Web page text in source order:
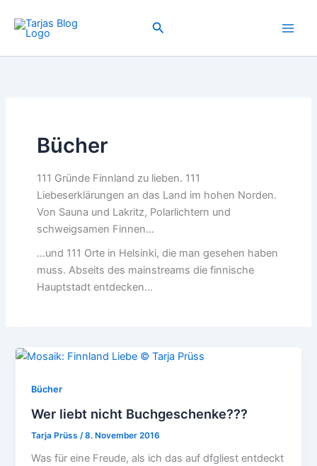
Inhalt
springen
Suchen
Bücher
111 Gründe Finnland zu lieben. 111
Liebeserklärungen an das Land im hohen Norden.
Von Sauna und Lakritz, Polarlichtern und
schweigsamen Finnen…
…und 111 Orte in Helsinki, die man gesehen haben
muss. Abseits des mainstreams die finnische
Hauptstadt entdecken…
Bücher
Wer liebt nicht Buchgeschenke???
Tarja Prüss /8. November 2016
Was für eine Freude, als ich das auf dfgliest entdeckt